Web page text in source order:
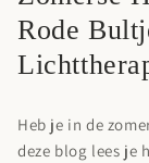
Rode
Heb je in de
deze blog lees